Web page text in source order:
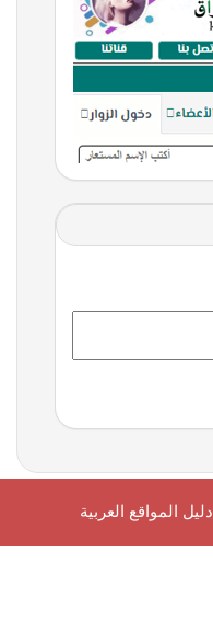
دليل المواقع العربية